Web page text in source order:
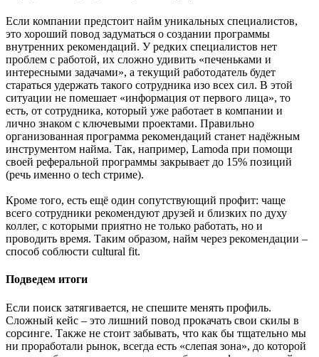
Если компании предстоит найм уникальных специалистов,
это хороший повод задуматься о создании программы
внутренних рекомендаций. У редких специалистов нет
проблем с работой, их сложно удивить «печеньками и
интересными задачами», а текущий работодатель будет
стараться удержать такого сотрудника изо всех сил. В этой
ситуации не помешает «информация от первого лица», то
есть, от сотрудника, который уже работает в компании и
лично знаком с ключевыми проектами. Правильно
организованная программа рекомендаций станет надёжным
инструментом найма. Так, например, Lamoda при помощи
своей реферальной программы закрывает до 15% позиций
(речь именно о tech стриме).
Кроме того, есть ещё один сопутствующий профит: чаще
всего сотрудники рекомендуют друзей и близких по духу
коллег, с которыми приятно не только работать, но и
проводить время. Таким образом, найм через рекомендации –
способ соблюсти cultural fit.
Подведем итоги
Если поиск затягивается, не спешите менять профиль.
Сложный кейс – это лишний повод прокачать свои скилы в
сорсинге. Также не стоит забывать, что как бы тщательно мы
ни проработали рынок, всегда есть «слепая зона», до которой